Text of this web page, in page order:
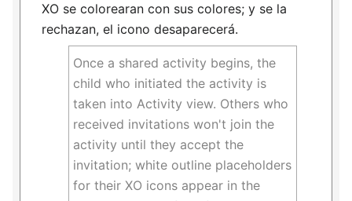
XO se colorearan con sus colores; y se la
rechazan, el icono desaparecerá.
Once a shared activity begins, the
child who initiated the activity is
taken into Activity view. Others who
received invitations won't join the
activity until they accept the
invitation; white outline placeholders
for their XO icons appear in the